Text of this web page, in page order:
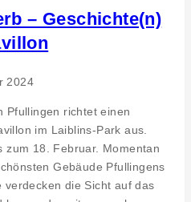
– Geschichte(n)
2024
Pfullingen richtet einen
im Laiblins-Park aus.
zum 18. Februar. Momentan
Gebäude Pfullingens
verdecken die Sicht auf das